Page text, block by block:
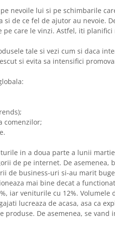
nevoile lui si pe schimbarile
de ce fel de ajutor au nevoie.
care le vinzi. Astfel, iti
tale si vezi cum si daca
si evita sa intensifici
comenzilor;
in a doua parte a lunii
de pe internet. De
de business-uri si-au marit
mai bine decat a
iar veniturile cu 12%.
lucreaza de acasa, asa ca
produse. De asemenea, se